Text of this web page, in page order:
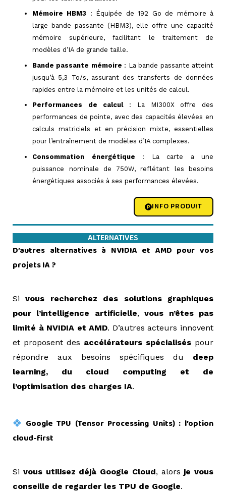
Mémoire HBM3 : Équipée de 192 Go de mémoire à
large bande passante (HBM3), elle offre une capacité
mémoire supérieure, facilitant le traitement de
modèles d’IA de grande taille.
Bande passante mémoire : La bande passante atteint
jusqu’à 5,3 To/s, assurant des transferts de données
rapides entre la mémoire et les unités de calcul.
Performances de calcul: La MI300X offre des
performances de pointe, avec des capacités élevées en
calculs matriciels et en précision mixte, essentielles
pour l’entraînement de modèles d’IA complexes.
Consommation énergétique : La carte a une
puissance nominale de 750W, reflétant les besoins
énergétiques associés à ses performances élevées.
INFO PRODUIT
ALTERNATIVES
D’autres alternatives à NVIDIA et AMD pour vos
projets IA ?
Sivous recherchez des solutions graphiques
pour l’intelligence artificielle,vous n’êtes pas
limité à NVIDIA et AMD. D’autres acteurs innovent
et proposent des accélérateurs spécialisés pour
répondre aux besoins spécifiques du deep
learning, du cloud computing et de
l’optimisation des charges IA.
Google TPU (Tensor Processing Units) : l’option
cloud-first
Si vous utilisez déjà Google Cloud, alors je vous
conseille de regarder les TPU de Google.